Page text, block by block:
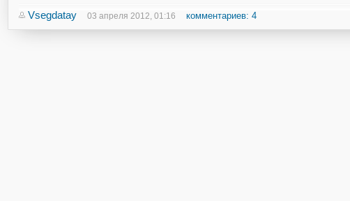
Vsegdatay 03 апреля 2012, 01:16 комментариев: 4